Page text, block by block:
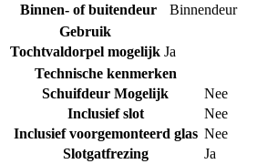
Binnen- of buitendeur
Binnendeur
Gebruik
Tochtvaldorpel mogelijk Ja
Technische kenmerken
Schuifdeur Mogelijk
Nee
Inclusief slot
Nee
Inclusief voorgemonteerd glas Nee
Slotgatfrezing
Ja